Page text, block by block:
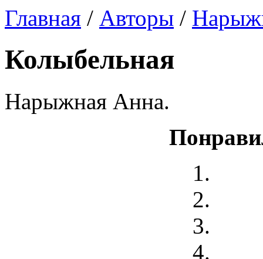
Главная / Авторы /
Колыбельная
Нарыжная Анна.